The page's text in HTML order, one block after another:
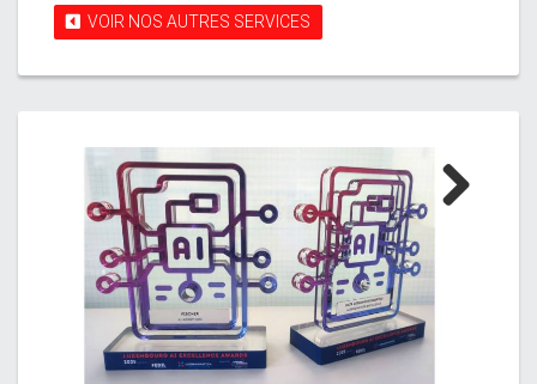
VOIR NOS AUTRES SERVICES